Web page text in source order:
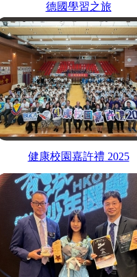
德國學習之旅
健康校園嘉許禮 2025